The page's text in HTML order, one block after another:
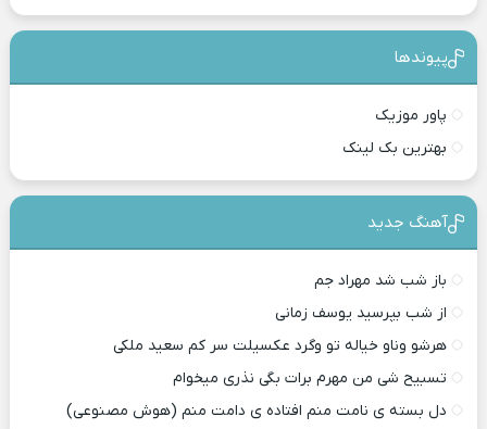
پیوندها
پاور موزیک
بهترین بک لینک
آهنگ جدید
باز شب شد مهراد جم
از شب بپرسید یوسف زمانی
هرشو وناو خیاله تو وگرد عکسیلت سر کم سعید ملکی
تسبیح شی من مهرم برات بگی نذری میخوام
دل بسته ی نامت منم افتاده ی دامت منم (هوش مصنوعی)